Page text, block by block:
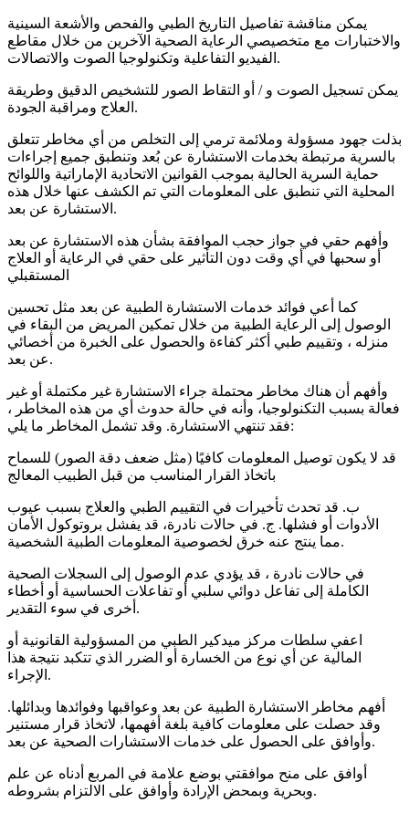
يمكن مناقشة تفاصيل التاريخ الطبي والفحص والأشعة السينية
والاختبارات مع متخصيصي الرعاية الصحية الآخرين من خلال مقاطع
الفيديو التفاعلية وتكنولوجيا الصوت والاتصالات.
يمكن تسجيل الصوت و / أو التقاط الصور للتشخيص الدقيق وطريقة
العلاج ومراقبة الجودة.
بذلت جهود مسؤولة وملائمة ترمي إلى التخلص من أي مخاطر تتعلق
بالسرية مرتبطة بخدمات الاستشارة عن بُعد وتنطبق جميع إجراءات
حماية السرية الحالية بموجب القوانين الاتحادية الإماراتية واللوائح
المحلية التي تنطبق على المعلومات التي تم الكشف عنها خلال هذه
الاستشارة عن بعد.
وأفهم حقي في جواز حجب الموافقة بشأن هذه الاستشارة عن بعد
أو سحبها في أي وقت دون التأثير على حقي في الرعاية أو العلاج
المستقبلي
كما أعي فوائد خدمات الاستشارة الطبية عن بعد مثل تحسين
الوصول إلى الرعاية الطبية من خلال تمكين المريض من البقاء في
منزله ، وتقييم طبي أكثر كفاءة والحصول على الخبرة من أخصائي
عن بعد.
وأفهم أن هناك مخاطر محتملة جراء الاستشارة غير مكتملة أو غير
فعالة بسبب التكنولوجيا، وأنه في حالة حدوث أي من هذه المخاطر ،
فقد تنتهي الاستشارة. وقد تشمل المخاطر ما يلي:
قد لا يكون توصيل المعلومات كافيًا (مثل ضعف دقة الصور) للسماح
باتخاذ القرار المناسب من قبل الطبيب المعالج
ب. قد تحدث تأخيرات في التقييم الطبي والعلاج بسبب عيوب
الأدوات أو فشلها. ج. في حالات نادرة، قد يفشل بروتوكول الأمان
مما ينتج عنه خرق لخصوصية المعلومات الطبية الشخصية.
في حالات نادرة ، قد يؤدي عدم الوصول إلى السجلات الصحية
الكاملة إلى تفاعل دوائي سلبي أو تفاعلات الحساسية أو أخطاء
أخرى في سوء التقدير.
اعفي سلطات مركز ميدكير الطبي من المسؤولية القانونية أو
المالية عن أي نوع من الخسارة أو الضرر الذي تتكبد نتيجة هذا
الإجراء.
أفهم مخاطر الاستشارة الطبية عن بعد وعواقبها وفوائدها وبدائلها.
وقد حصلت على معلومات كافية بلغة أفهمها، لاتخاذ قرار مستنير
وأوافق على الحصول على خدمات الاستشارات الصحية عن بعد.
أوافق على منح موافقتي بوضع علامة في المربع أدناه عن علم
وبحرية وبمحض الإرادة وأوافق على الالتزام بشروطه.